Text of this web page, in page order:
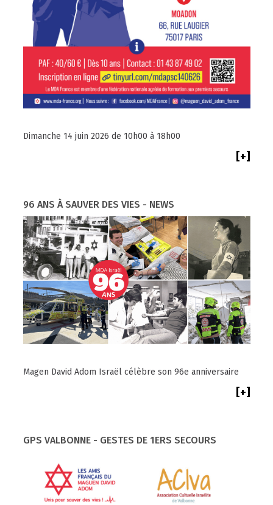
Dimanche 14 juin 2026 de 10h00 à 18h00
[+]
96 ANS À SAUVER DES VIES - NEWS
Magen David Adom Israël célèbre son 96e anniversaire
[+]
GPS VALBONNE - GESTES DE 1ERS SECOURS